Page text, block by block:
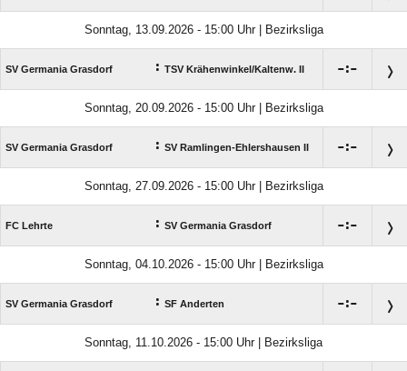
Sonntag, 13.09.2026 - 15:00 Uhr | Bezirksliga
SV Germania Grasdorf : TSV Krähenwinkel/​Kaltenw. II :
Sonntag, 20.09.2026 - 15:00 Uhr | Bezirksliga
SV Germania Grasdorf : SV Ramlingen-Ehlershausen II :
Sonntag, 27.09.2026 - 15:00 Uhr | Bezirksliga
FC Lehrte : SV Germania Grasdorf :
Sonntag, 04.10.2026 - 15:00 Uhr | Bezirksliga
SV Germania Grasdorf : SF Anderten :
Sonntag, 11.10.2026 - 15:00 Uhr | Bezirksliga